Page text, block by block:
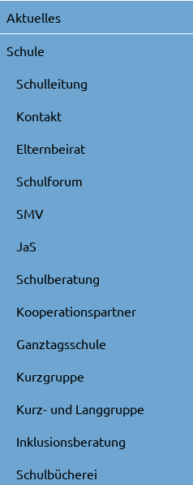
Navigation
überspringen
Aktuelles
Schule
Schulleitung
Kontakt
Elternbeirat
Schulforum
SMV
JaS
Schulberatung
Kooperationspartner
Ganztagsschule
Kurzgruppe
Kurz- und Langgruppe
Inklusionsberatung
Schulbücherei